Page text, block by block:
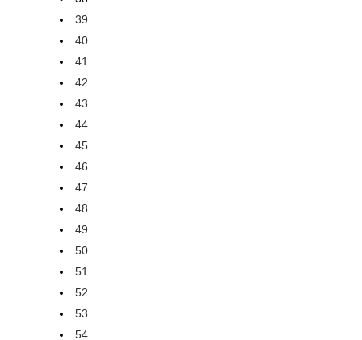
39
40
41
42
43
44
45
46
47
48
49
50
51
52
53
54